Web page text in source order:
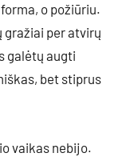
o požiūriu.
gražiai per atvirų
galėtų augti
bet stiprus
vaikas nebijo.